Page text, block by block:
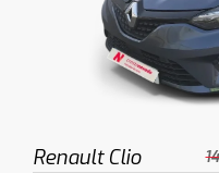
Renault Clio